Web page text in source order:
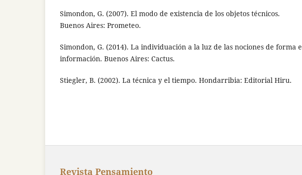
Simondon, G. (2007). El modo de existencia de los objetos técnicos.
Buenos Aires: Prometeo.
Simondon, G. (2014). La individuación a la luz de las nociones de forma e
información. Buenos Aires: Cactus.
Stiegler, B. (2002). La técnica y el tiempo. Hondarribia: Editorial Hiru.
Revista Pensamiento